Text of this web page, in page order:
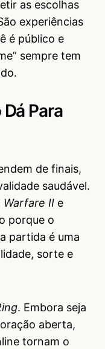
as escolhas
experiências
é público e
sempre tem
Para
de finais,
saudável.
Warfare II e
porque o
partida é uma
sorte e
. Embora seja
aberta,
tornam o